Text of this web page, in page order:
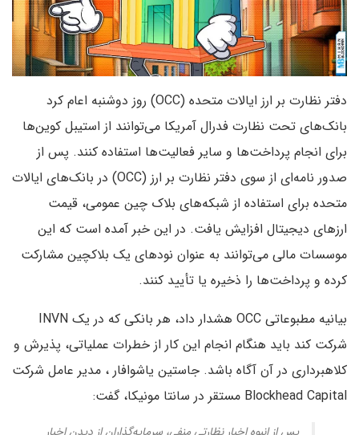
دفتر نظارت بر ارز ایالات متحده (OCC) روز دوشنبه اعام کرد
بانک‌های تحت نظارت فدرال آمریکا می‌توانند از استیبل کوین‌ها
برای انجام پرداخت‌ها و سایر فعالیت‌ها استفاده کنند. پس از
صدور نامه‌ای از سوی دفتر نظارت بر ارز (OCC) در بانک‌های ایالات
متحده برای استفاده از شبکه‌های بلاک چین عمومی، قیمت
ارزهای دیجیتال افزایش یافت. در این خبر آمده است که این
موسسات مالی می‌توانند به عنوان نودهای یک بلاکچین مشارکت
کرده و پرداخت‌ها را ذخیره یا تأیید کنند.
بیانیه مطبوعاتی OCC هشدار داد، هر بانکی که در یک INVN
شرکت کند باید هنگام انجام این کار از خطرات عملیاتی‌، پذیرش و
کلاهبرداری در آن آگاه باشد. جاستین یاشوافار ، مدیر عامل شرکت
Blockhead Capital مستقر در سانتا مونیکا، گفت: